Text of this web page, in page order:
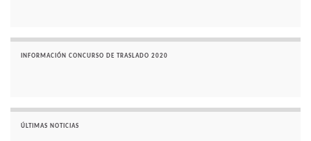
INFORMACIÓN CONCURSO DE TRASLADO 2020
ÚLTIMAS NOTICIAS